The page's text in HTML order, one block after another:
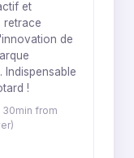
et
retrace
de
Indispensable
!
30min from